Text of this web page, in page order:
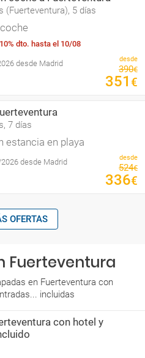
(Fuerteventura), 5 días
dto. hasta el 10/08
desde Madrid desde
390€
351 €
7 días
estancia en playa
desde Madrid desde
524€
336€
OFERTAS
Fuerteventura
en Fuerteventura con
incluidas
con hotel y